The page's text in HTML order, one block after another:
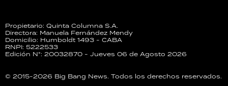
Propietario: Quinta Columna S.A.
Directora: Manuela Fernández Mendy
Domicilio: Humboldt 1493 - CABA
RNPI: 5222533
Edición N°: 20032870 - Jueves 06 de Agosto 2026
© 2015-2026 Big Bang News. Todos los derechos reservados.